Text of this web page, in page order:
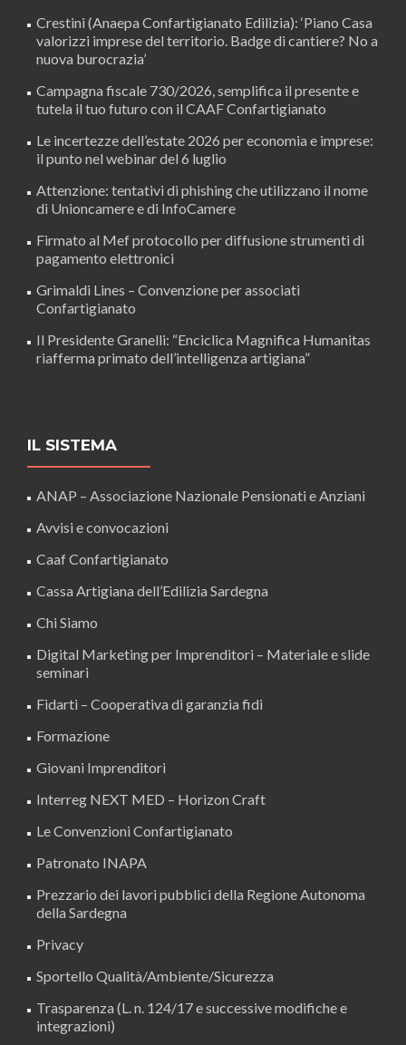
Crestini (Anaepa Confartigianato Edilizia): ‘Piano Casa
valorizzi imprese del territorio. Badge di cantiere? No a
nuova burocrazia’
Campagna fiscale 730/2026, semplifica il presente e
tutela il tuo futuro con il CAAF Confartigianato
Le incertezze dell’estate 2026 per economia e imprese:
il punto nel webinar del 6 luglio
Attenzione: tentativi di phishing che utilizzano il nome
di Unioncamere e di InfoCamere
Firmato al Mef protocollo per diffusione strumenti di
pagamento elettronici
Grimaldi Lines – Convenzione per associati
Confartigianato
Il Presidente Granelli: “Enciclica Magnifica Humanitas
riafferma primato dell’intelligenza artigiana”
IL SISTEMA
ANAP – Associazione Nazionale Pensionati e Anziani
Avvisi e convocazioni
Caaf Confartigianato
Cassa Artigiana dell’Edilizia Sardegna
Chi Siamo
Digital Marketing per Imprenditori – Materiale e slide
seminari
Fidarti – Cooperativa di garanzia fidi
Formazione
Giovani Imprenditori
Interreg NEXT MED – Horizon Craft
Le Convenzioni Confartigianato
Patronato INAPA
Prezzario dei lavori pubblici della Regione Autonoma
della Sardegna
Privacy
Sportello Qualità/Ambiente/Sicurezza
Trasparenza (L. n. 124/17 e successive modifiche e
integrazioni)